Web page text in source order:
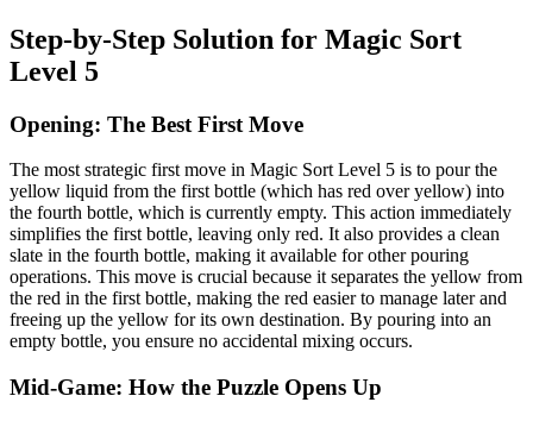
Step-by-Step Solution for Magic Sort
Level 5
Opening: The Best First Move
The most strategic first move in Magic Sort Level 5 is to pour the
yellow liquid from the first bottle (which has red over yellow) into
the fourth bottle, which is currently empty. This action immediately
simplifies the first bottle, leaving only red. It also provides a clean
slate in the fourth bottle, making it available for other pouring
operations. This move is crucial because it separates the yellow from
the red in the first bottle, making the red easier to manage later and
freeing up the yellow for its own destination. By pouring into an
empty bottle, you ensure no accidental mixing occurs.
Mid-Game: How the Puzzle Opens Up